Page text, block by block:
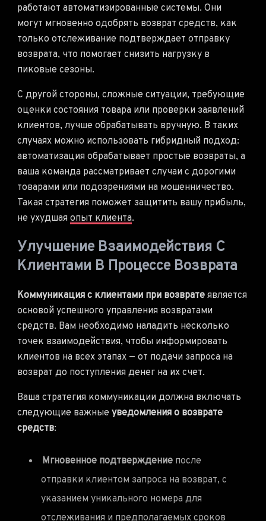
работают автоматизированные системы. Они
могут мгновенно одобрять возврат средств, как
только отслеживание подтверждает отправку
возврата, что помогает снизить нагрузку в
пиковые сезоны.
С другой стороны, сложные ситуации, требующие
оценки состояния товара или проверки заявлений
клиентов, лучше обрабатывать вручную. В таких
случаях можно использовать гибридный подход:
автоматизация обрабатывает простые возвраты, а
ваша команда рассматривает случаи с дорогими
товарами или подозрениями на мошенничество.
Такая стратегия поможет защитить вашу прибыль,
не ухудшая опыт клиента.
Улучшение Взаимодействия С
Клиентами В Процессе Возврата
Коммуникация с клиентами при возврате является
основой успешного управления возвратами
средств. Вам необходимо наладить несколько
точек взаимодействия, чтобы информировать
клиентов на всех этапах — от подачи запроса на
возврат до поступления денег на их счет.
Ваша стратегия коммуникации должна включать
следующие важные уведомления о возврате
средств:
Мгновенное подтверждение после
отправки клиентом запроса на возврат, с
указанием уникального номера для
отслеживания и предполагаемых сроков